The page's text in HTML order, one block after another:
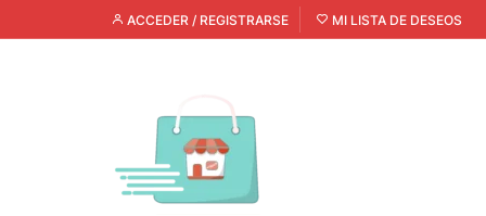
ACCEDER / REGISTRARSE MI LISTA DE DESEOS